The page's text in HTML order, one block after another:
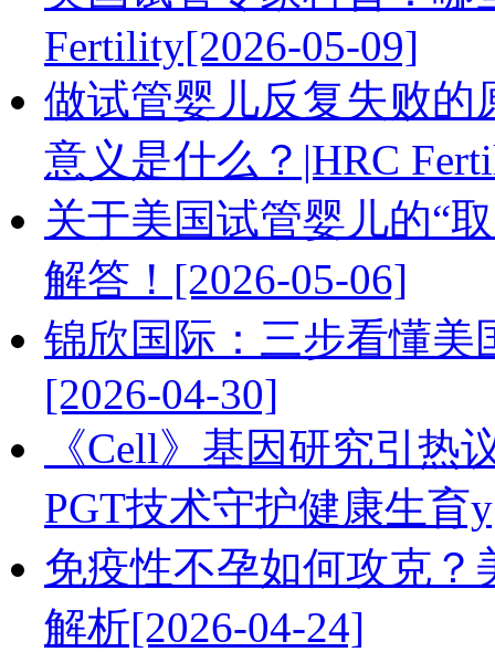
Fertility[2026-05-09]
做试管婴儿反复失败的
意义是什么？|HRC
关于美国试管婴儿的“
解答！[2026-05-06]
锦欣国际：三步看懂美
[2026-04-30]
《Cell》基因研究引热
PGT技术守护健康生育
免疫性不孕如何攻克？
解析[2026-04-24]